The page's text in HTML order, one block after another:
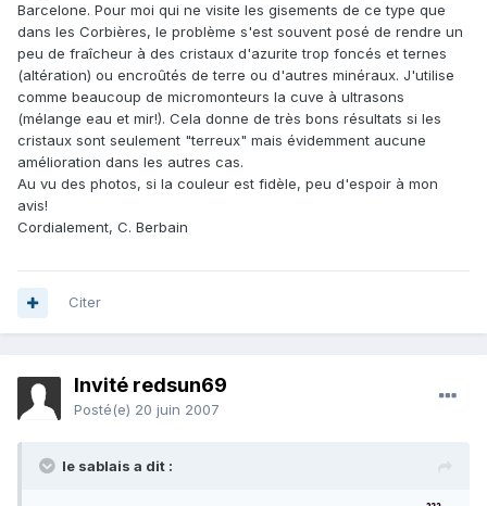
Barcelone. Pour moi qui ne visite les gisements de ce type que
dans les Corbières, le problème s'est souvent posé de rendre un
peu de fraîcheur à des cristaux d'azurite trop foncés et ternes
(altération) ou encroûtés de terre ou d'autres minéraux. J'utilise
comme beaucoup de micromonteurs la cuve à ultrasons
(mélange eau et mir!). Cela donne de très bons résultats si les
cristaux sont seulement "terreux" mais évidemment aucune
amélioration dans les autres cas.
Au vu des photos, si la couleur est fidèle, peu d'espoir à mon
avis!
Cordialement, C. Berbain
Citer
Invité redsun69
Posté(e) 20 juin 2007
le sablais a dit :